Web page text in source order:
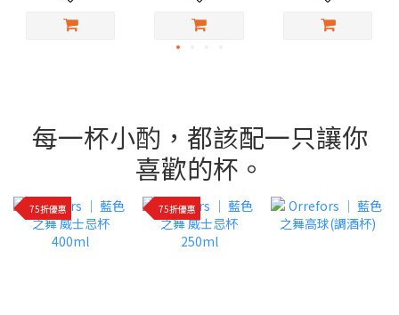
每一杯小酌，都該配一只讓你
喜歡的杯。
75折優惠 75折優惠